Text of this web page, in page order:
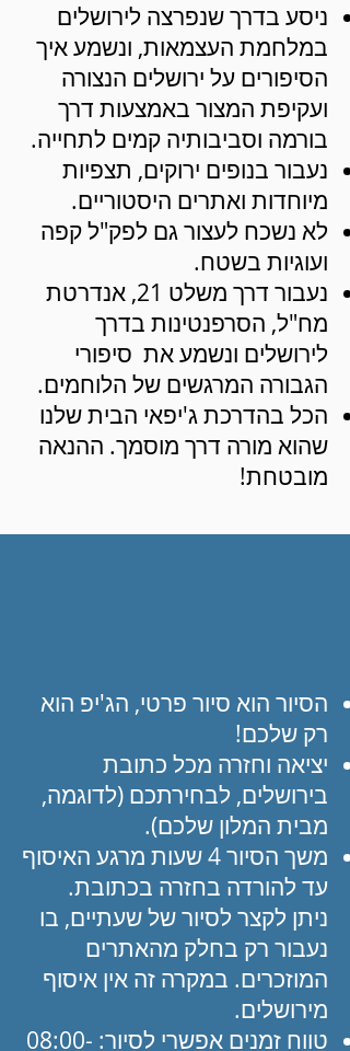
ניסע בדרך שנפרצה לירושלים
במלחמת העצמאות, ונשמע איך
הסיפורים על ירושלים הנצורה
ועקיפת המצור באמצעות דרך
בורמה וסביבותיה קמים לתחייה.
נעבור בנופים ירוקים, תצפיות
מיוחדות ואתרים היסטוריים.
לא נשכח לעצור גם לפק"ל קפה
ועוגיות בשטח.
נעבור דרך משלט 21, אנדרטת
מח"ל, הסרפנטינות בדרך
לירושלים ונשמע את סיפורי
הגבורה המרגשים של הלוחמים.
הכל בהדרכת ג'יפאי הבית שלנו
שהוא מורה דרך מוסמך. ההנאה
מובטחת!
הסיור הוא סיור פרטי, הג'יפ הוא
רק שלכם!
יציאה וחזרה מכל כתובת
בירושלים, לבחירתכם (לדוגמה,
מבית המלון שלכם).
משך הסיור 4 שעות מרגע האיסוף
עד להורדה בחזרה בכתובת.
ניתן לקצר לסיור של שעתיים, בו
נעבור רק בחלק מהאתרים
המוזכרים. במקרה זה אין איסוף
מירושלים.
טווח זמנים אפשרי לסיור: 08:00-